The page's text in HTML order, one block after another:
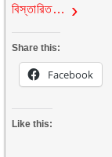
বিস্তারিত…
Share this:
Facebook
Like this: